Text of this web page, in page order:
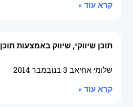
קרא עוד »
תוכן שיווקי, שיווק באמצעות תוכן
שלומי אחיאב 3 בנובמבר 2014
קרא עוד »